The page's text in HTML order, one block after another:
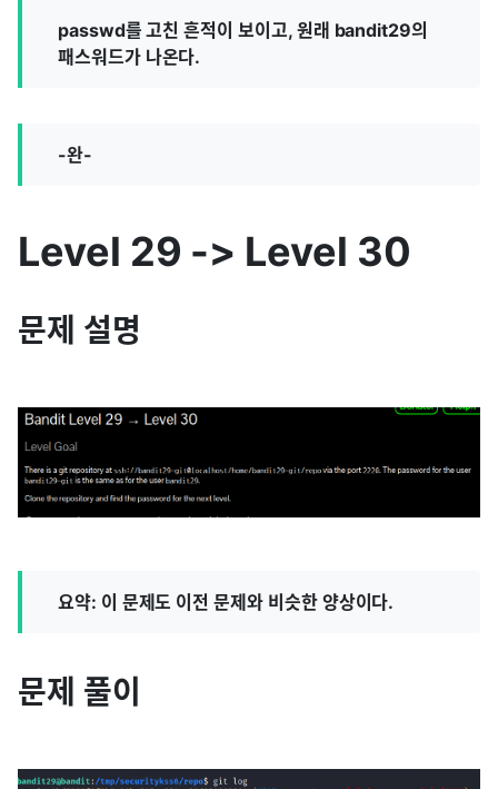
passwd를 고친 흔적이 보이고, 원래 bandit29의
패스워드가 나온다.
-완-
Level 29 -> Level 30
문제 설명
요약: 이 문제도 이전 문제와 비슷한 양상이다.
문제 풀이